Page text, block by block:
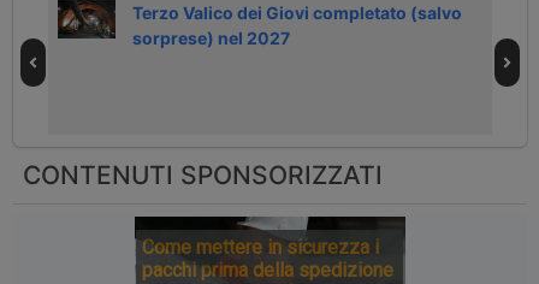
Terzo Valico dei Giovi completato (salvo
sorprese) nel 2027
CONTENUTI SPONSORIZZATI
Come mettere in sicurezza i
pacchi prima della spedizione